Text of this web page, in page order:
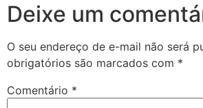
Deixe um
O seu endereço de e-mail não será
obrigatórios são marcados com *
Comentário *